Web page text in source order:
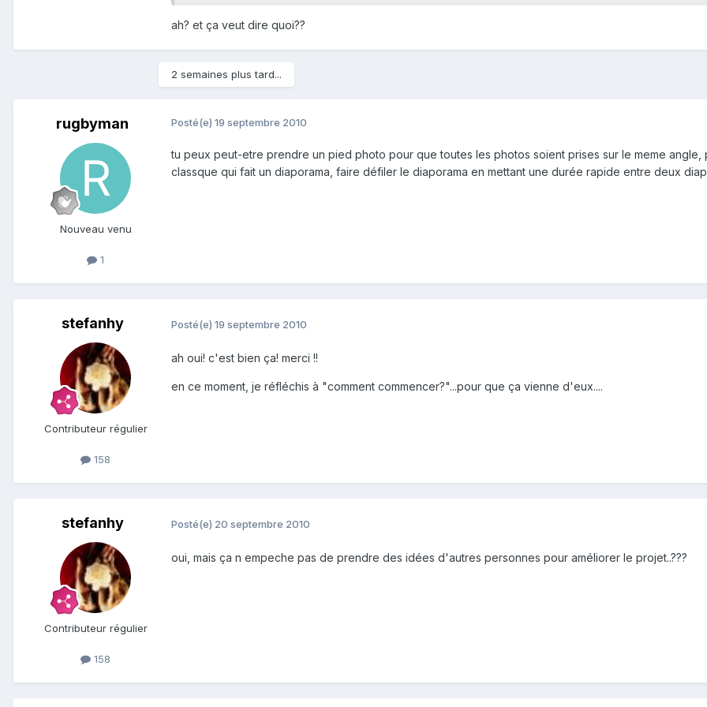
ah? et ça veut dire quoi??
2 semaines plus tard...
rugbyman
Nouveau venu
1
Posté(e) 19 septembre 2010
tu peux peut-etre prendre un pied photo pour que toutes les photos soient prises sur le meme
classque qui fait un diaporama, faire défiler le diaporama en mettant une durée rapide entre deux
stefanhy
Contributeur régulier
158
Posté(e) 19 septembre 2010
ah oui! c'est bien ça! merci !!
en ce moment, je réfléchis à "comment commencer?"...pour que ça vienne d'eux....
stefanhy
Contributeur régulier
158
Posté(e) 20 septembre 2010
oui, mais ça n empeche pas de prendre des idées d'autres personnes pour améliorer le projet..???